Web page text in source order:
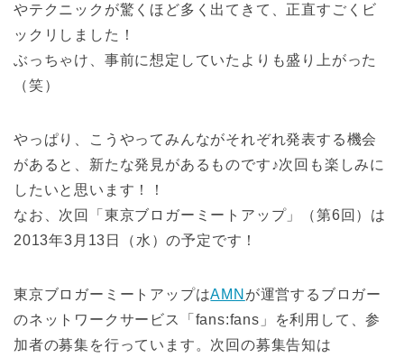
やテクニックが驚くほど多く出てきて、正直すごくビ
ックリしました！
ぶっちゃけ、事前に想定していたよりも盛り上がった
（笑）
やっぱり、こうやってみんながそれぞれ発表する機会
があると、新たな発見があるものです♪次回も楽しみに
したいと思います！！
なお、次回「東京ブロガーミートアップ」（第6回）は
2013年3月13日（水）の予定です！
東京ブロガーミートアップはAMN が運営するブロガー
のネットワークサービス「fans:fans」を利用して、参
加者の募集を行っています。次回の募集告知は